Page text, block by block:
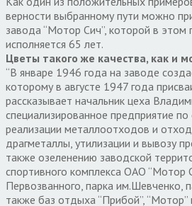
верности выбранному пути можно
завода “Мотор Сич”, которой в этом
исполняется 65 лет.
Цветы такого же качества, как и
“В январе 1946 года на заводе
которому в августе 1947 года
рассказывает начальник цеха
специализированное предприятие
реализации металлоотходов и
драгметаллы, утилизации и вывозу
также озеленению заводской
спортивного комплекса ОАО “Мотор
Первозванного, парка им.Шевченко,
также баз отдыха “Прибой”, “Мотор”